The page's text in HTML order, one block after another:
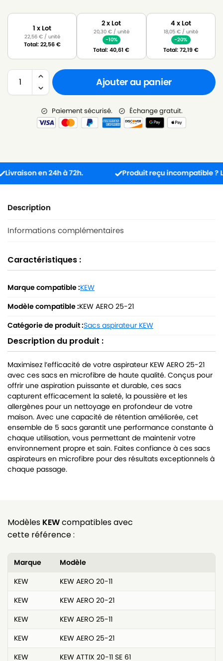
1 x Lot
22,56 €/ unité
Total:22,56€
2 x Lot
20,30 €/ unité
-10%
Total:40,61€
4 x Lot
18,05 €/ unité
-20%
Total:72,19€
Ajouter au panier
Paiement sécurisé. Échange gratuit.
en 24h à 72h. Produit reçu incompatible ?
Description
Informations complémentaires
Caractéristiques :
Marque compatible :KEW
Modèle compatible :KEW AERO 25-21
Catégorie de produit :Sacs aspirateur KEW
Description du produit :
Maximisez l’efficacité de votre aspirateur KEW AERO 25-21
avec ces sacs en microfibre de haute qualité. Conçus pour
offrir une aspiration puissante et durable, ces sacs
capturent efficacement la saleté, la poussière et les
allergènes pour un nettoyage en profondeur de votre
maison. Avec une capacité de rétention améliorée, cet
ensemble de 5 sacs garantit une performance constante à
chaque utilisation, vous permettant de maintenir votre
environnement propre et sain. Faites confiance à ces sacs
aspirateurs en microfibre pour des résultats exceptionnels à
chaque passage.
Modèles KEWcompatibles avec
cette référence :
Marque
Modèle
KEW
KEW AERO 20-11
KEW
KEW AERO 20-21
KEW
KEW AERO 25-11
KEW
KEW AERO 25-21
KEW
KEW ATTIX 20-11 SE 61